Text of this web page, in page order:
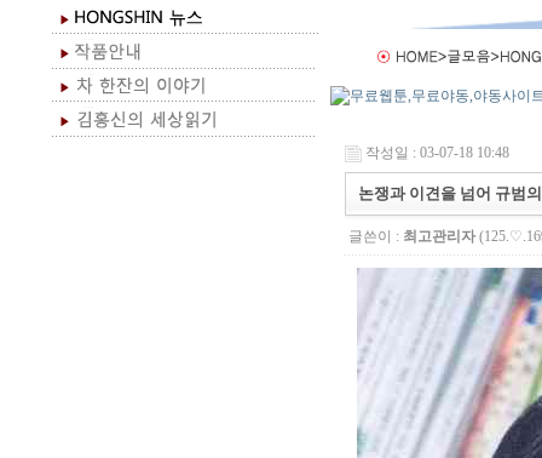
작성일 : 03-07-18 10:48
논쟁과 이견을 넘어 규범
글쓴이 : 최고관리자